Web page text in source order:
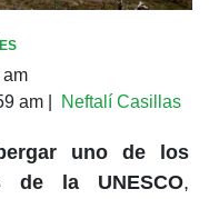
am
am Neftalí Casillas
uno de los
de la UNESCO,